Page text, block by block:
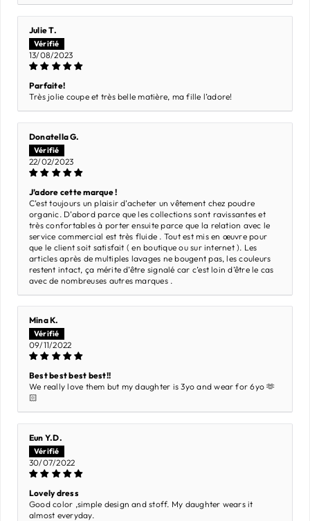
Julie T.
13/08/2023
Parfaite!
Très jolie coupe et très belle matière, ma fille l’adore!
Donatella G.
22/02/2023
J’adore cette marque !
C’est toujours un plaisir d’acheter un vêtement chez poudre
organic. D’abord parce que les collections sont ravissantes et
très confortables à porter ensuite parce que la relation avec le
service commercial est très fluide . Tout est mis en œuvre pour
que le client soit satisfait ( en boutique ou sur internet ). Les
articles après de multiples lavages ne bougent pas, les couleurs
restent intact, ça mérite d’être signalé car c’est loin d’être le cas
avec de nombreuses autres marques .
Mina K.
09/11/2022
Best best best best!!
We really love them but my daughter is 3yo and wear for 6yo 🫶
🏻
Eun Y.D.
30/07/2022
Lovely dress
Good color ,simple design and stoff. My daughter wears it
almost everyday.